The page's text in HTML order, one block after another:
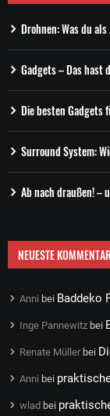
Drohnen: Was du
Gadgets – Das hast
Die besten Gadgets
Surround System:
Ab nach draußen! –
NEUESTE
Anni bei Baddeko
Inge Pannewitz bei
Renate Müller bei
Anni bei
wlad bei